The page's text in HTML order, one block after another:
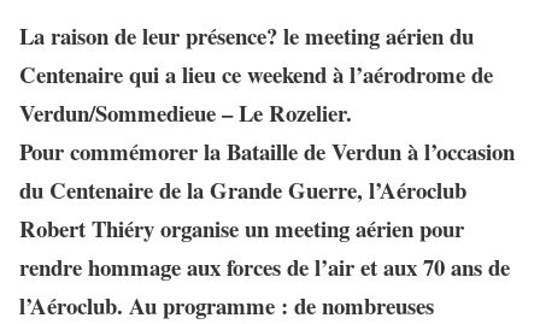
La raison de leur présence?le meeting aérien du
Centenaire qui a lieu ce weekend à l’aérodrome de
Verdun/Sommedieue – Le Rozelier.
Pour commémorer la Bataille de Verdun à l’occasion
du Centenaire de la Grande Guerre, l’Aéroclub
Robert Thiéry organise un meeting aérien pour
rendre hommage aux forces de l’air et aux 70 ans de
l’Aéroclub. Au programme : de nombreuses